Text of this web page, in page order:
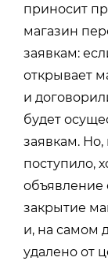
приносит
магазин
заявкам:
открывает
и
будет
заявкам.
поступило,
объявление
закрытие
и, на самом
удалено от